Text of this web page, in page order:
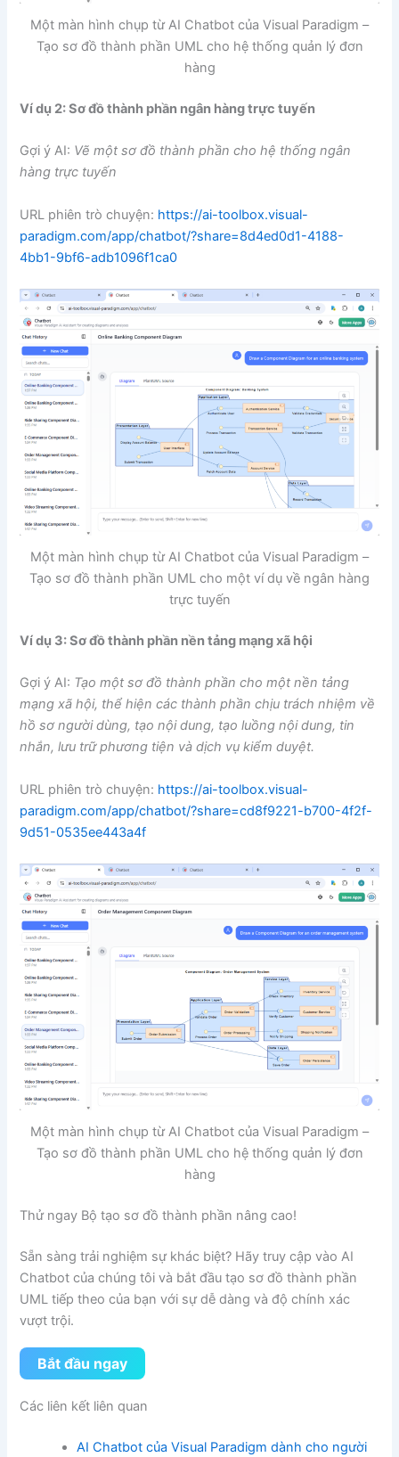
Một màn hình chụp từ AI Chatbot của Visual Paradigm –
Tạo sơ đồ thành phần UML cho hệ thống quản lý đơn
hàng
Ví dụ 2: Sơ đồ thành phần ngân hàng trực tuyến
Gợi ý AI: Vẽ một sơ đồ thành phần cho hệ thống ngân
hàng trực tuyến
URL phiên trò chuyện: https://ai-toolbox.visual-
paradigm.com/app/chatbot/?share=8d4ed0d1-4188-
4bb1-9bf6-adb1096f1ca0
Một màn hình chụp từ AI Chatbot của Visual Paradigm –
Tạo sơ đồ thành phần UML cho một ví dụ về ngân hàng
trực tuyến
Ví dụ 3: Sơ đồ thành phần nền tảng mạng xã hội
Gợi ý AI: Tạo một sơ đồ thành phần cho một nền tảng
mạng xã hội, thể hiện các thành phần chịu trách nhiệm về
hồ sơ người dùng, tạo nội dung, tạo luồng nội dung, tin
nhắn, lưu trữ phương tiện và dịch vụ kiểm duyệt.
URL phiên trò chuyện: https://ai-toolbox.visual-
paradigm.com/app/chatbot/?share=cd8f9221-b700-4f2f-
9d51-0535ee443a4f
Một màn hình chụp từ AI Chatbot của Visual Paradigm –
Tạo sơ đồ thành phần UML cho hệ thống quản lý đơn
hàng
Thử ngay Bộ tạo sơ đồ thành phần nâng cao!
Sẵn sàng trải nghiệm sự khác biệt? Hãy truy cập vào AI
Chatbot của chúng tôi và bắt đầu tạo sơ đồ thành phần
UML tiếp theo của bạn với sự dễ dàng và độ chính xác
vượt trội.
Bắt đầu ngay
Các liên kết liên quan
AI Chatbot của Visual Paradigm dành cho người